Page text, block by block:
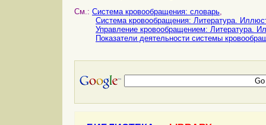
См.: Система кровообращения: словарь,
Система кровообращения: Литература.
Управление кровообращением: Литература.
Показатели деятельности системы